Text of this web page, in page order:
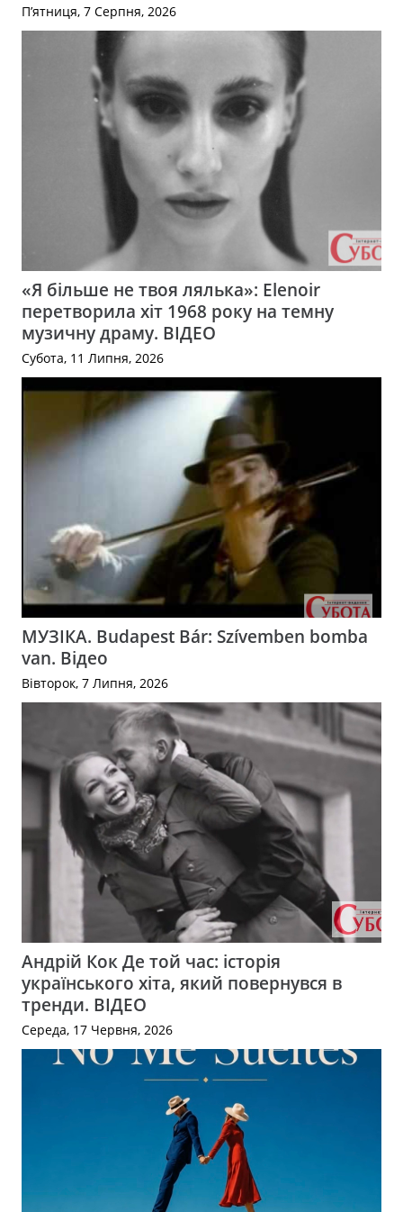
П’ятниця, 7 Серпня, 2026
«Я більше не твоя лялька»: Elenoir
перетворила хіт 1968 року на темну
музичну драму. ВІДЕО
Субота, 11 Липня, 2026
МУЗІКА. Budapest Bár: Szívemben bomba
van. Відео
Вівторок, 7 Липня, 2026
Андрій Кок Де той час: історія
українського хіта, який повернувся в
тренди. ВІДЕО
Середа, 17 Червня, 2026